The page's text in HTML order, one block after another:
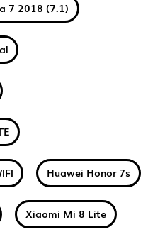
7 2018 (7.1)
Huawei Honor 7s
Xiaomi Mi 8 Lite